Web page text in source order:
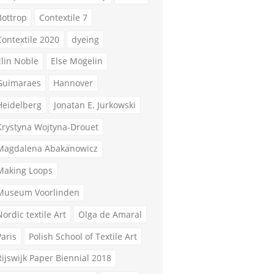
Contextile 7
2020
dyeing
Noble
Else Mögelin
Hannover
Jonatan E. Jurkowski
Wojtyna-Drouet
Abakanowicz
Loops
Voorlinden
textile Art
Olga de Amaral
Polish School of Textile Art
Paper Biennial 2018